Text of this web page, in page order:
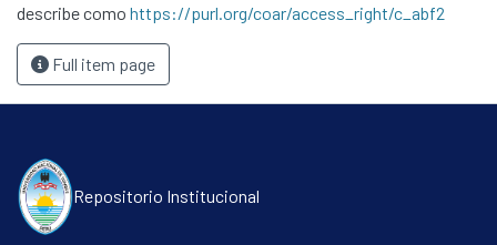
describe como https://purl.org/coar/access_right/c_abf2
Full item page
Repositorio Institucional